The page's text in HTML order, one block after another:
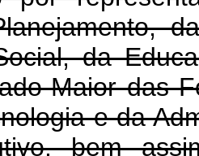
da
Maior das
e da
bem